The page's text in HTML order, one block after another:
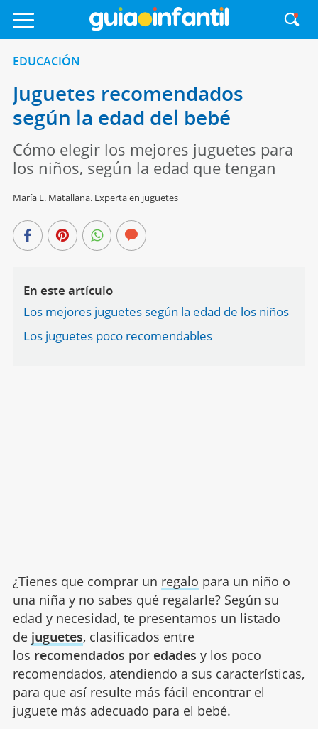
EDUCACIÓN
Juguetes recomendados
según la edad del bebé
Cómo elegir los mejores juguetes para
los niños, según la edad que tengan
María L. Matallana. Experta en juguetes
En este artículo
Los mejores juguetes según la edad de los niños
Los juguetes poco recomendables
¿Tienes que comprar un regalo para un niño o
una niña y no sabes qué regalarle? Según su
edad y necesidad, te presentamos un listado
de juguetes, clasificados entre
los recomendados por edades y los poco
recomendados, atendiendo a sus características,
para que así resulte más fácil encontrar el
juguete más adecuado para el bebé.